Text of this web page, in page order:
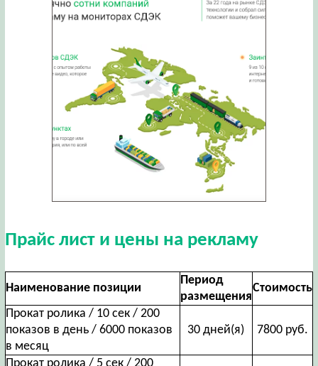
Прайс лист и цены на рекламу
Наименование позиции
Период
размещения
Стоимость
Прокат ролика / 10 сек / 200
показов в день / 6000 показов
в месяц
30 дней(я) 7800 руб.